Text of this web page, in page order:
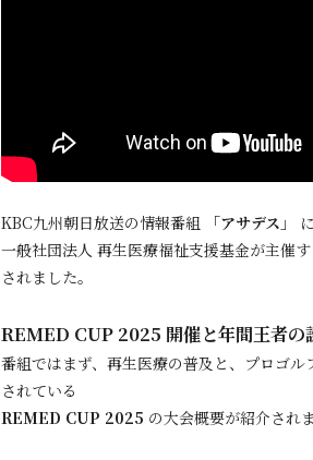
KBC九州朝日放送の情報番組 「アサデス」
一般社団法人 再生医療福祉支援基金が主催す
されました。
REMED CUP 2025 開催と年間王者の
番組ではまず、再生医療の普及と、プロゴ
されている
REMED CUP 2025 の大会概要が紹介され